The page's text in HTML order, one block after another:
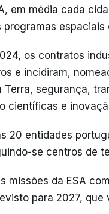
em média cada
programas
os contratos
e incidiram,
Terra, segurança,
científicas e
20 entidades
se centros de
missões da ESA
para 2027,